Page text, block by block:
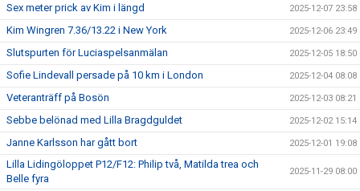
Sex meter prick av Kim i längd 2025-12-07 23:58
Kim Wingren 7.36/13.22 i New York 2025-12-06 23:49
Slutspurten för Luciaspelsanmälan 2025-12-05 18:50
Sofie Lindevall persade på 10 km i London 2025-12-04 08:08
Veteranträff på Bosön 2025-12-03 08:21
Sebbe belönad med Lilla Bragdguldet 2025-12-02 15:14
Janne Karlsson har gått bort 2025-12-01 19:08
Lilla Lidingöloppet P12/F12: Philip två, Matilda trea och
Belle fyra
2025-11-29 08:00